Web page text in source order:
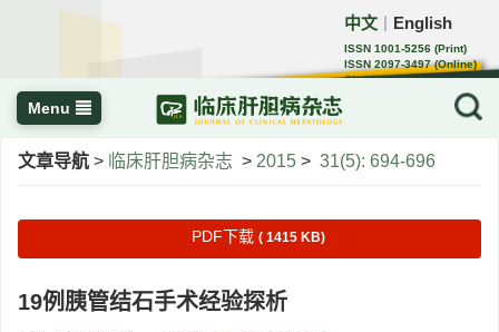
中文 English
ISSN 1001-5256 (Print)
ISSN 2097-3497 (Online)
CN 22-1108/R
Menu
文章导航 > 临床肝胆病杂志 > 2015 > 31(5): 694-696
PDF下载 ( 1415 KB)
19例胰管结石手术经验探析